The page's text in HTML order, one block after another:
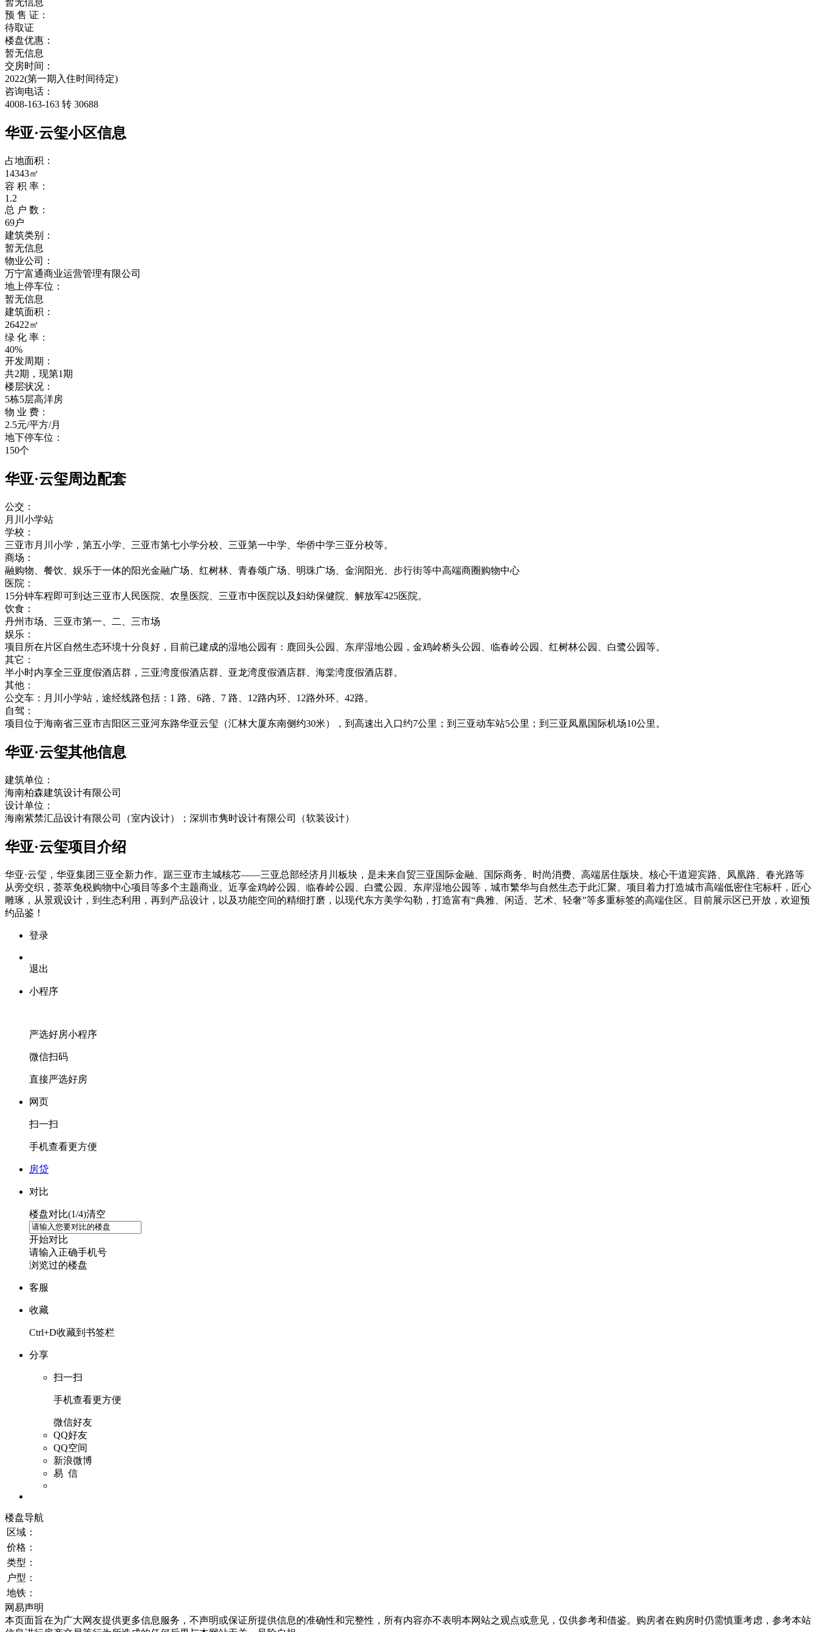
暂无信息
预 售 证：
待取证
楼盘优惠：
暂无信息
交房时间：
2022(第一期入住时间待定)
咨询电话：
4008-163-163 转 30688
华亚·云玺小区信息
占地面积：
14343㎡
容 积 率：
1.2
总 户 数：
69户
建筑类别：
暂无信息
物业公司：
万宁富通商业运营管理有限公司
地上停车位：
暂无信息
建筑面积：
26422㎡
绿 化 率：
40%
开发周期：
共2期，现第1期
楼层状况：
5栋5层高洋房
物 业 费：
2.5元/平方/月
地下停车位：
150个
华亚·云玺周边配套
公交：
月川小学站
学校：
三亚市月川小学，第五小学、三亚市第七小学分校、三亚第一中学、华侨中学三亚分校等。
商场：
融购物、餐饮、娱乐于一体的阳光金融广场、红树林、青春颂广场、明珠广场、金润阳光、步行街等中高端商圈购物中心
医院：
15分钟车程即可到达三亚市人民医院、农垦医院、三亚市中医院以及妇幼保健院、解放军425医院。
饮食：
丹州市场、三亚市第一、二、三市场
娱乐：
项目所在片区自然生态环境十分良好，目前已建成的湿地公园有：鹿回头公园、东岸湿地公园，金鸡岭桥头公园、临春岭公园、红树林公园、白鹭公园等。
其它：
半小时内享全三亚度假酒店群，三亚湾度假酒店群、亚龙湾度假酒店群、海棠湾度假酒店群。
其他：
公交车：月川小学站，途经线路包括：1 路、6路、7 路、12路内环、12路外环、42路。
自驾：
项目位于海南省三亚市吉阳区三亚河东路华亚云玺（汇林大厦东南侧约30米），到高速出入口约7公里；到三亚动车站5公里；到三亚凤凰国际机场10公里。
华亚·云玺其他信息
建筑单位：
海南柏森建筑设计有限公司
设计单位：
海南紫禁汇品设计有限公司（室内设计）；深圳市隽时设计有限公司（软装设计）
华亚·云玺项目介绍
华亚·云玺，华亚集团三亚全新力作。踞三亚市主城核芯——三亚总部经济月川板块，是未来自贸三亚国际金融、国际商务、时尚消费、高端居住版块。核心干道迎宾路、凤凰路、春光路等
从旁交织，荟萃免税购物中心项目等多个主题商业。近享金鸡岭公园、临春岭公园、白鹭公园、东岸湿地公园等，城市繁华与自然生态于此汇聚。项目着力打造城市高端低密住宅标杆，匠心
雕琢，从景观设计，到生态利用，再到产品设计，以及功能空间的精细打磨，以现代东方美学勾勒，打造富有“典雅、闲适、艺术、轻奢”等多重标签的高端住区。目前展示区已开放，欢迎预
约品鉴！
登录
退出
小程序
严选好房小程序
微信扫码
直接严选好房
网页
扫一扫
手机查看更方便
房贷
对比
楼盘对比(1/4)清空
开始对比
请输入正确手机号
浏览过的楼盘
客服
收藏
Ctrl+D收藏到书签栏
分享
扫一扫
手机查看更方便
微信好友
QQ好友
QQ空间
新浪微博
易 信
楼盘导航
区域：
价格：
类型：
户型：
地铁：
网易声明
本页面旨在为广大网友提供更多信息服务，不声明或保证所提供信息的准确性和完整性，所有内容亦不表明本网站之观点或意见，仅供参考和借鉴。购房者在购房时仍需慎重考虑，参考本站